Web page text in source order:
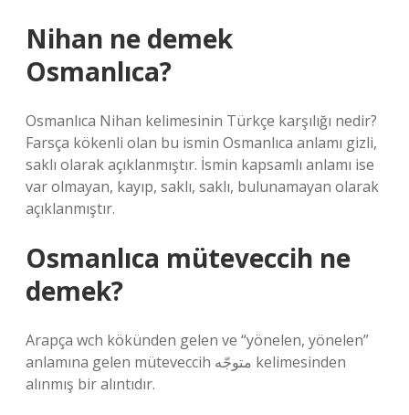
Nihan ne demek
Osmanlıca?
Osmanlıca Nihan kelimesinin Türkçe karşılığı nedir?
Farsça kökenli olan bu ismin Osmanlıca anlamı gizli,
saklı olarak açıklanmıştır. İsmin kapsamlı anlamı ise
var olmayan, kayıp, saklı, saklı, bulunamayan olarak
açıklanmıştır.
Osmanlıca müteveccih ne
demek?
Arapça wch kökünden gelen ve “yönelen, yönelen”
anlamına gelen müteveccih متوجّه‎ kelimesinden
alınmış bir alıntıdır.